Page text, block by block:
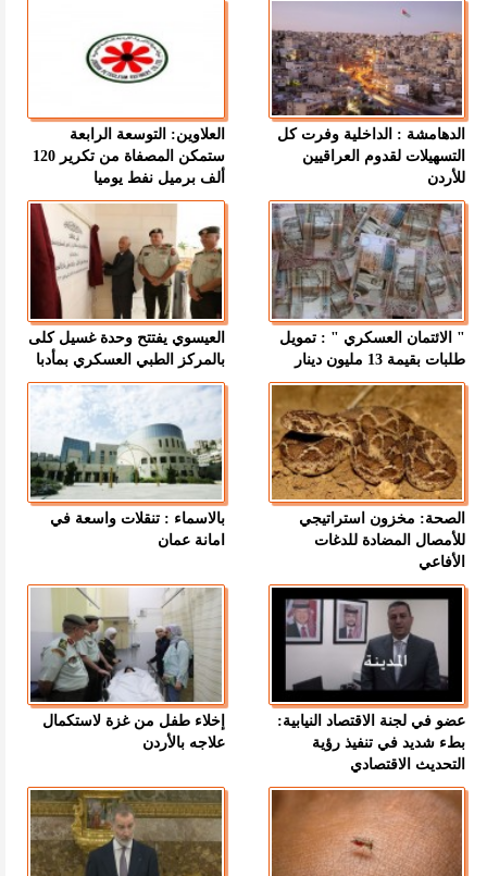
الدهامشة : الداخلية وفرت كل
التسهيلات لقدوم العراقيين
للأردن
العلاوين: التوسعة الرابعة
ستمكن المصفاة من تكرير 120
ألف برميل نفط يوميا
" الائتمان العسكري " : تمويل
طلبات بقيمة 13 مليون دينار
العيسوي يفتتح وحدة غسيل كلى
بالمركز الطبي العسكري بمأدبا
الصحة: مخزون استراتيجي
للأمصال المضادة للدغات
الأفاعي
بالاسماء : تنقلات واسعة في
امانة عمان
عضو في لجنة الاقتصاد النيابية:
بطء شديد في تنفيذ رؤية
التحديث الاقتصادي
إخلاء طفل من غزة لاستكمال
علاجه بالأردن